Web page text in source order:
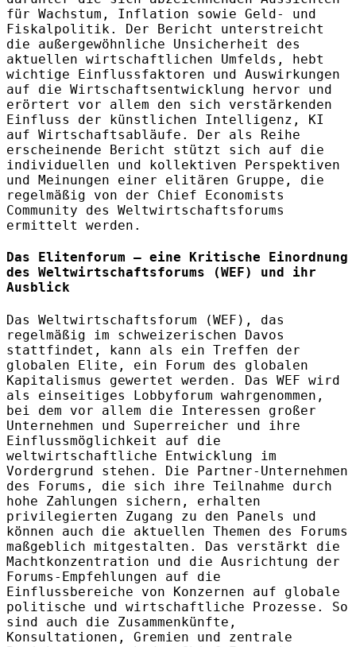
für Wachstum, Inflation sowie Geld- und
Fiskalpolitik. Der Bericht unterstreicht
die außergewöhnliche Unsicherheit des
aktuellen wirtschaftlichen Umfelds, hebt
wichtige Einflussfaktoren und Auswirkungen
auf die Wirtschaftsentwicklung hervor und
erörtert vor allem den sich verstärkenden
Einfluss der künstlichen Intelligenz, KI
auf Wirtschaftsabläufe. Der als Reihe
erscheinende Bericht stützt sich auf die
individuellen und kollektiven Perspektiven
und Meinungen einer elitären Gruppe, die
regelmäßig von der Chief Economists
Community des Weltwirtschaftsforums
ermittelt werden.
Das Elitenforum – eine Kritische Einordnung
des Weltwirtschaftsforums (WEF) und ihr
Ausblick
Das Weltwirtschaftsforum (WEF), das
regelmäßig im schweizerischen Davos
stattfindet, kann als ein Treffen der
globalen Elite, ein Forum des globalen
Kapitalismus gewertet werden. Das WEF wird
als einseitiges Lobbyforum wahrgenommen,
bei dem vor allem die Interessen großer
Unternehmen und Superreicher und ihre
Einflussmöglichkeit auf die
weltwirtschaftliche Entwicklung im
Vordergrund stehen. Die Partner-Unternehmen
des Forums, die sich ihre Teilnahme durch
hohe Zahlungen sichern, erhalten
privilegierten Zugang zu den Panels und
können auch die aktuellen Themen des Forums
maßgeblich mitgestalten. Das verstärkt die
Machtkonzentration und die Ausrichtung der
Forums-Empfehlungen auf die
Einflussbereiche von Konzernen auf globale
politische und wirtschaftliche Prozesse. So
sind auch die Zusammenkünfte,
Konsultationen, Gremien und zentrale